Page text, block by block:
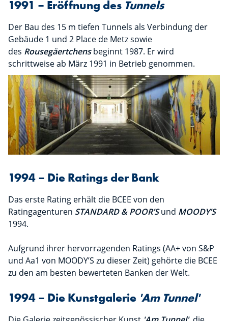
1991 – Eröffnung des Tunnels
Der Bau des 15 m tiefen Tunnels als Verbindung der
Gebäude 1 und 2 Place de Metz sowie
des Rousegäertchensbeginnt 1987. Er wird
schrittweise ab März 1991 in Betrieb genommen.
1994 – Die Ratings der Bank
Das erste Rating erhält die BCEE von den
Ratingagenturen STANDARD & POOR’Sund MOODY’S
1994.
Aufgrund ihrer hervorragenden Ratings (AA+ von S&P
und Aa1 von MOODY’S zu dieser Zeit) gehörte die BCEE
zu den am besten bewerteten Banken der Welt.
1994 – Die Kunstgalerie 'Am Tunnel'